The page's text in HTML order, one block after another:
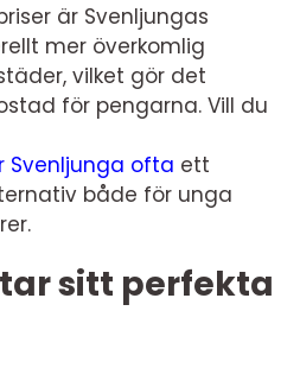
är Svenljungas
mer överkomlig
vilket gör det
för pengarna. Vill du
Svenljunga ofta ett
både för unga
sitt perfekta